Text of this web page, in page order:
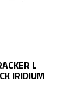
L
IRIDIUM